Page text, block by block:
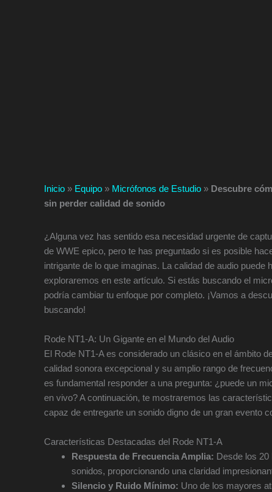
Inicio » Equipo » Micrófonos de Estudio » Descubre
sin perder calidad de sonido
¿Alguna vez has sentido esa necesidad urgente de
de WWE epico, pero te has preguntado si es posible
intrigante de lo que imaginas. La calidad de audio
exploraremos en este artículo. Si estás buscando el
podría cambiar tu enfoque por completo. ¡Vamos a
buscando!
Rode NT1-A: Un Gigante en el Mundo del Audio
El Rode NT1-A es considerado un clásico en el ámbito
calidad sonora excepcional y su amplio rango de
es fundamental responder a una pregunta: ¿puede un
en vivo? A continuación, te mostraremos las
capaz de entregarte un sonido digno de un gran evento
Características Destacadas del Rode NT1-A
Respuesta de Frecuencia Amplia: Desde los
sonidos, proporcionando una claridad
Silencio y Ruido Mínimo: Uno de los mayores